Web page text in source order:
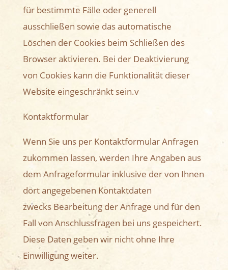
für bestimmte Fälle oder generell
ausschließen sowie das automatische
Löschen der Cookies beim Schließen des
Browser aktivieren. Bei der Deaktivierung
von Cookies kann die Funktionalität dieser
Website eingeschränkt sein.v
Kontaktformular
Wenn Sie uns per Kontaktformular Anfragen
zukommen lassen, werden Ihre Angaben aus
dem Anfrageformular inklusive der von Ihnen
dort angegebenen Kontaktdaten
zwecks Bearbeitung der Anfrage und für den
Fall von Anschlussfragen bei uns gespeichert.
Diese Daten geben wir nicht ohne Ihre
Einwilligung weiter.